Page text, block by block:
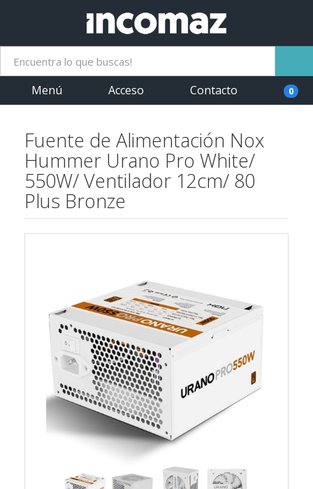
Menú Acceso Contacto 0
Fuente de Alimentación Nox
Hummer Urano Pro White/
550W/ Ventilador 12cm/ 80
Plus Bronze